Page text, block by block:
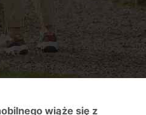
wiąże się z